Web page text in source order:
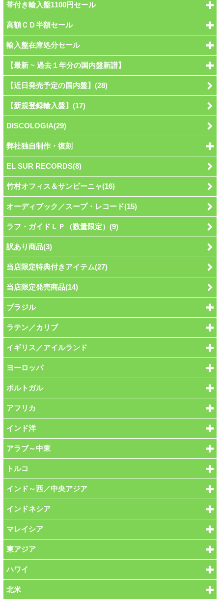
帯付き輸入盤1100円セール
高額ＣＤ半額セール
輸入盤在庫処分セール
【最新 ~ 過去１年分の国内盤新譜】
【近日発売予定の国内盤】(28)
【新規登録輸入盤】(17)
DISCOLOGIA(29)
弊社独自制作・復刻
EL SUR RECORDS(8)
竹村オフィス＆サンビーニャ(16)
オーディブック／スープ・レコード(15)
ラフ・ガイドＬＰ（数量限定）(9)
訳あり商品(3)
当店限定特典付きアイテム(27)
当店限定発売商品(14)
ブラジル
ラテン／カリブ
イギリス／アイルランド
ヨーロッパ
ポルトガル
アフリカ
インド洋
アラブ～中東
トルコ
インド～西／中央アジア
インドネシア
マレイシア
東アジア
ハワイ
北米